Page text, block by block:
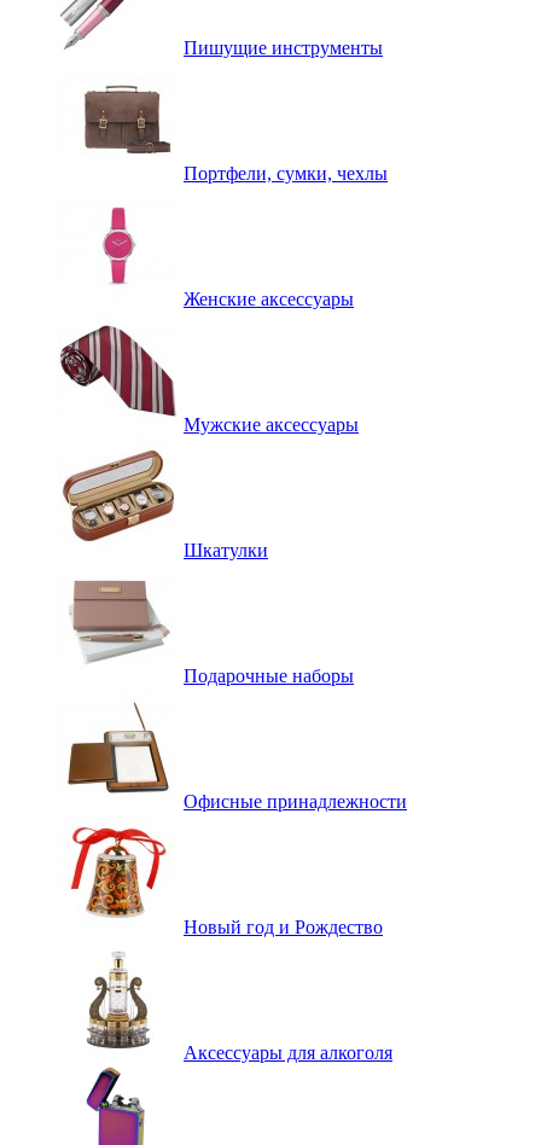
Пишущие инструменты
Портфели, сумки, чехлы
Женские аксессуары
Мужские аксессуары
Шкатулки
Подарочные наборы
Офисные принадлежности
Новый год и Рождество
Аксессуары для алкоголя